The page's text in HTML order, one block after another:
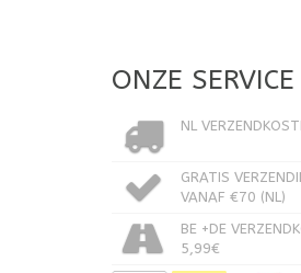
ONZE SERVICE
NL
GRATIS
VANAF €70 (NL)
BE +DE
5,99€